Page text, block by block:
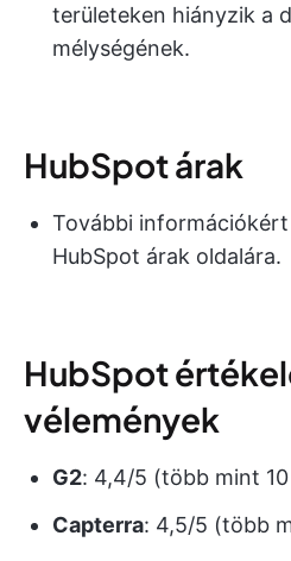
területeken hiányzik a
mélységének.
HubSpot árak
További
HubSpot árak oldalára.
HubSpot
vélemények
G2: 4,4/5 (több mint
Capterra: 4,5/5 (több